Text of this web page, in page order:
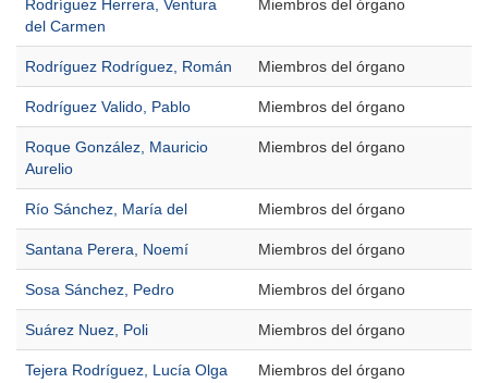
Rodríguez Herrera, Ventura
del Carmen
Miembros del órgano
Rodríguez Rodríguez, Román Miembros del órgano
Rodríguez Valido, Pablo Miembros del órgano
Roque González, Mauricio
Aurelio
Miembros del órgano
Río Sánchez, María del Miembros del órgano
Santana Perera, Noemí Miembros del órgano
Sosa Sánchez, Pedro Miembros del órgano
Suárez Nuez, Poli Miembros del órgano
Tejera Rodríguez, Lucía Olga Miembros del órgano